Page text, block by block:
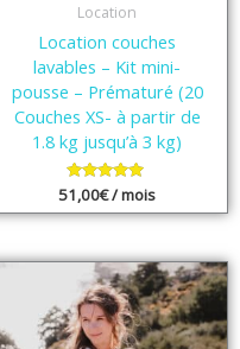
Location
Location couches
lavables – Kit mini-
pousse – Prématuré (20
Couches XS- à partir de
1.8 kg jusqu’à 3 kg)
Note
5.00
sur 5
51,00€/ mois